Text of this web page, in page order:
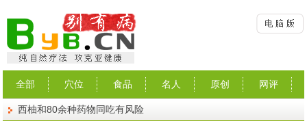
全部 穴位 食品 名人 原创 网评
西柚和80余种药物同吃有风险